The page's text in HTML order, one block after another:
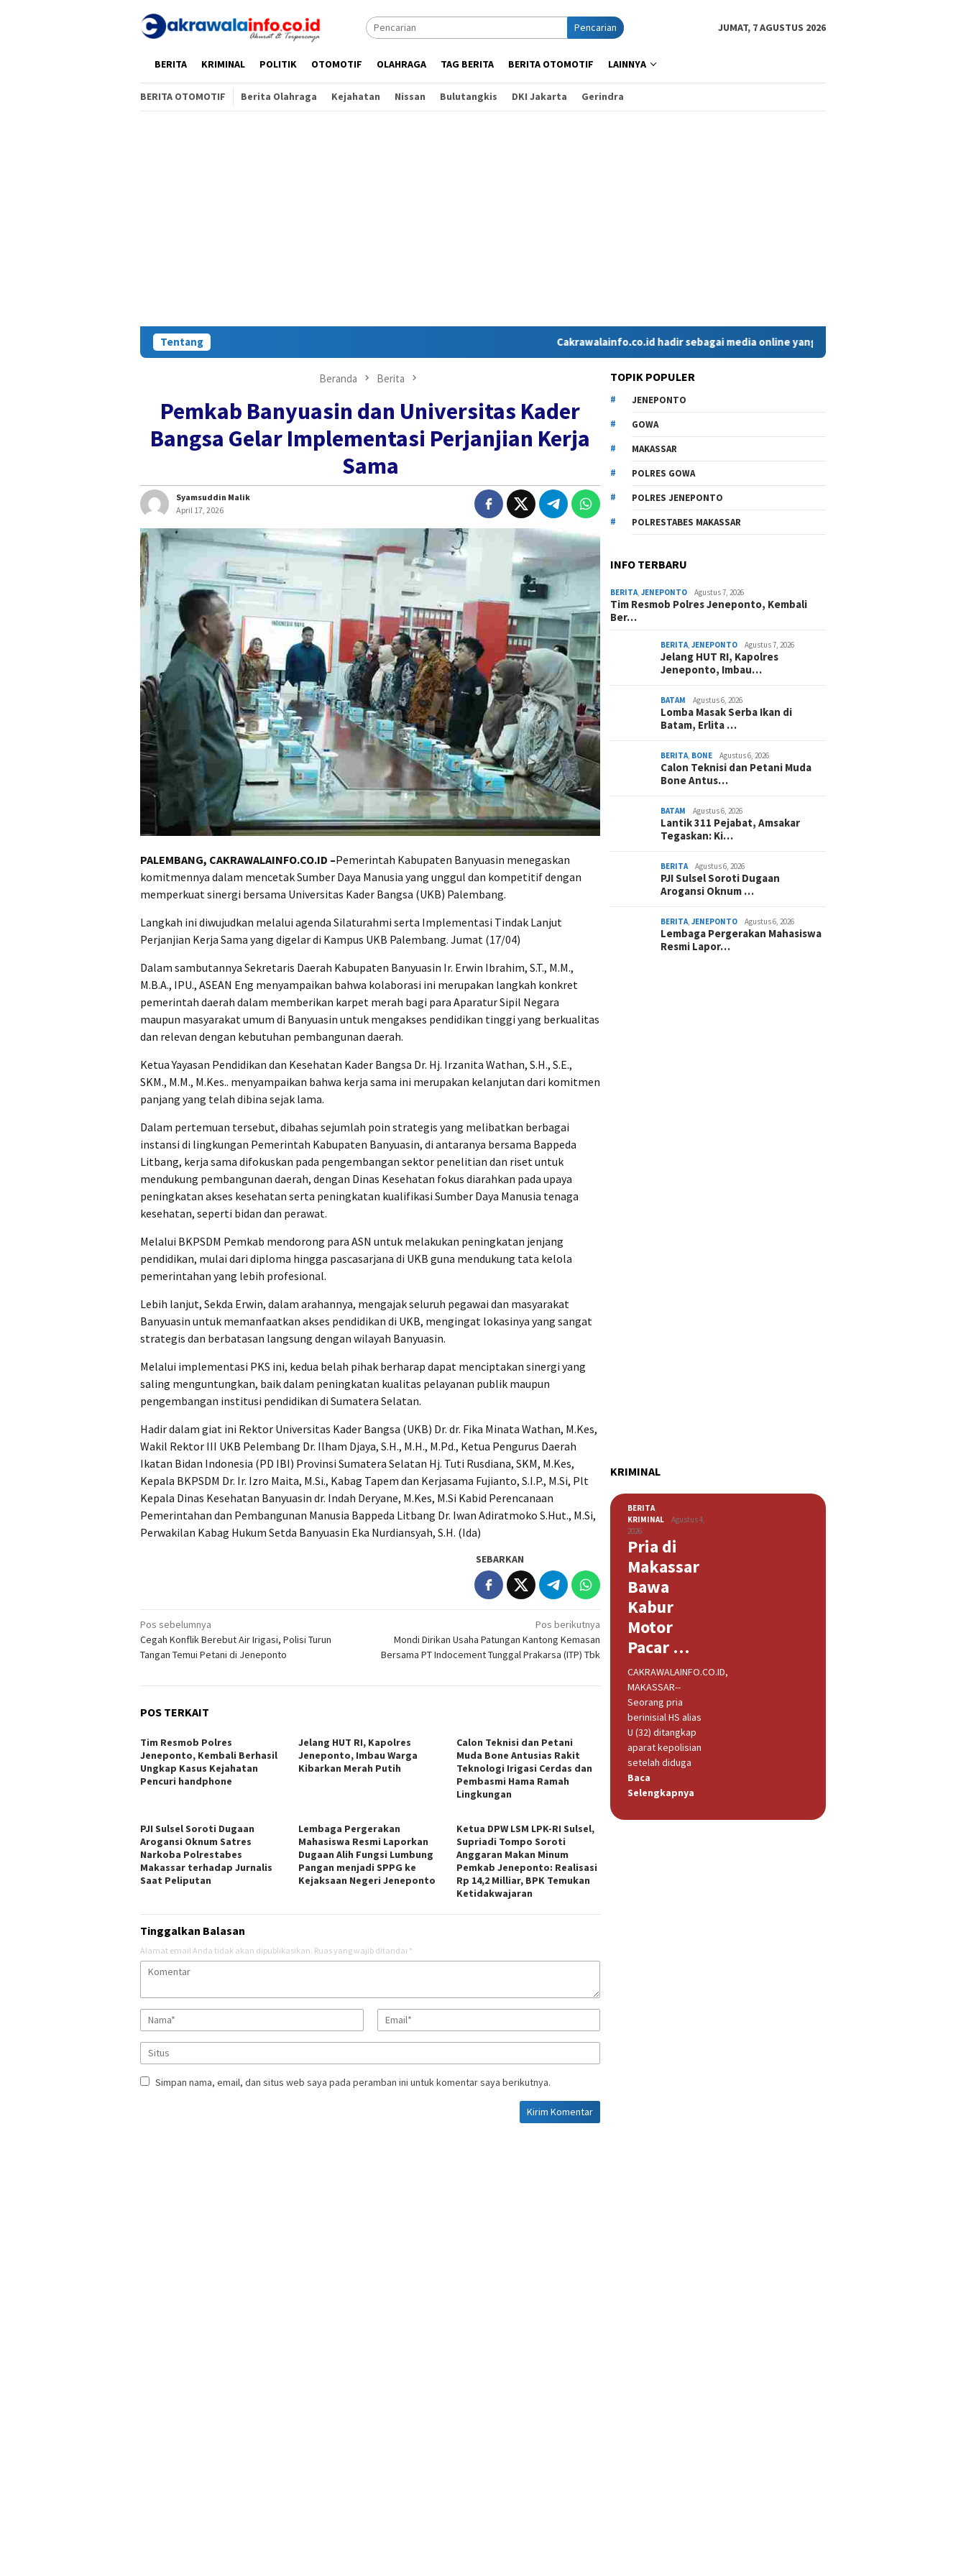
Pencarian JUMAT, 7 AGUSTUS 2026
HOMEBERITA KRIMINAL POLITIK OTOMOTIF OLAHRAGA TAG BERITA BERITA OTOMOTIF LAINNYA
BERITA OTOMOTIF Berita Olahraga Kejahatan Nissan Bulutangkis DKI Jakarta Gerindra
Tentang Cakrawalainfo.co.id hadir sebagai media online yang menyajikan berita cepat, faktual,
Beranda Berita
Pemkab Banyuasin dan Universitas Kader
Bangsa Gelar Implementasi Perjanjian Kerja
Sama
Syamsuddin Malik
April 17, 2026
PALEMBANG, CAKRAWALAINFO.CO.ID –Pemerintah Kabupaten Banyuasin menegaskan
komitmennya dalam mencetak Sumber Daya Manusia yang unggul dan kompetitif dengan
memperkuat sinergi bersama Universitas Kader Bangsa (UKB) Palembang.
Langkah ini diwujudkan melalui agenda Silaturahmi serta Implementasi Tindak Lanjut
Perjanjian Kerja Sama yang digelar di Kampus UKB Palembang. Jumat (17/04)
Dalam sambutannya Sekretaris Daerah Kabupaten Banyuasin Ir. Erwin Ibrahim, S.T., M.M.,
M.B.A., IPU., ASEAN Eng menyampaikan bahwa kolaborasi ini merupakan langkah konkret
pemerintah daerah dalam memberikan karpet merah bagi para Aparatur Sipil Negara
maupun masyarakat umum di Banyuasin untuk mengakses pendidikan tinggi yang berkualitas
dan relevan dengan kebutuhan pembangunan daerah.
Ketua Yayasan Pendidikan dan Kesehatan Kader Bangsa Dr. Hj. Irzanita Wathan, S.H., S.E.,
SKM., M.M., M.Kes.. menyampaikan bahwa kerja sama ini merupakan kelanjutan dari komitmen
panjang yang telah dibina sejak lama.
Dalam pertemuan tersebut, dibahas sejumlah poin strategis yang melibatkan berbagai
instansi di lingkungan Pemerintah Kabupaten Banyuasin, di antaranya bersama Bappeda
Litbang, kerja sama difokuskan pada pengembangan sektor penelitian dan riset untuk
mendukung pembangunan daerah, dengan Dinas Kesehatan fokus diarahkan pada upaya
peningkatan akses kesehatan serta peningkatan kualifikasi Sumber Daya Manusia tenaga
kesehatan, seperti bidan dan perawat.
Melalui BKPSDM Pemkab mendorong para ASN untuk melakukan peningkatan jenjang
pendidikan, mulai dari diploma hingga pascasarjana di UKB guna mendukung tata kelola
pemerintahan yang lebih profesional.
Lebih lanjut, Sekda Erwin, dalam arahannya, mengajak seluruh pegawai dan masyarakat
Banyuasin untuk memanfaatkan akses pendidikan di UKB, mengingat lokasinya yang sangat
strategis dan berbatasan langsung dengan wilayah Banyuasin.
Melalui implementasi PKS ini, kedua belah pihak berharap dapat menciptakan sinergi yang
saling menguntungkan, baik dalam peningkatan kualitas pelayanan publik maupun
pengembangan institusi pendidikan di Sumatera Selatan.
Hadir dalam giat ini Rektor Universitas Kader Bangsa (UKB) Dr. dr. Fika Minata Wathan, M.Kes,
Wakil Rektor III UKB Pelembang Dr. Ilham Djaya, S.H., M.H., M.Pd., Ketua Pengurus Daerah
Ikatan Bidan Indonesia (PD IBI) Provinsi Sumatera Selatan Hj. Tuti Rusdiana, SKM, M.Kes,
Kepala BKPSDM Dr. Ir. Izro Maita, M.Si., Kabag Tapem dan Kerjasama Fujianto, S.I.P., M.Si, Plt
Kepala Dinas Kesehatan Banyuasin dr. Indah Deryane, M.Kes, M.Si Kabid Perencanaan
Pemerintahan dan Pembangunan Manusia Bappeda Litbang Dr. Iwan Adiratmoko S.Hut., M.Si,
Perwakilan Kabag Hukum Setda Banyuasin Eka Nurdiansyah, S.H. (Ida)
SEBARKAN
Navigasi
pos
Pos sebelumnya
Cegah Konflik Berebut Air Irigasi, Polisi Turun
Tangan Temui Petani di Jeneponto
Pos berikutnya
Mondi Dirikan Usaha Patungan Kantong Kemasan
Bersama PT Indocement Tunggal Prakarsa (ITP) Tbk
POS TERKAIT
Tim Resmob Polres
Jeneponto, Kembali Berhasil
Ungkap Kasus Kejahatan
Pencuri handphone
Jelang HUT RI, Kapolres
Jeneponto, Imbau Warga
Kibarkan Merah Putih
Calon Teknisi dan Petani
Muda Bone Antusias Rakit
Teknologi Irigasi Cerdas dan
Pembasmi Hama Ramah
Lingkungan
PJI Sulsel Soroti Dugaan
Arogansi Oknum Satres
Narkoba Polrestabes
Makassar terhadap Jurnalis
Saat Peliputan
Lembaga Pergerakan
Mahasiswa Resmi Laporkan
Dugaan Alih Fungsi Lumbung
Pangan menjadi SPPG ke
Kejaksaan Negeri Jeneponto
Ketua DPW LSM LPK-RI Sulsel,
Supriadi Tompo Soroti
Anggaran Makan Minum
Pemkab Jeneponto: Realisasi
Rp 14,2 Milliar, BPK Temukan
Ketidakwajaran
Tinggalkan Balasan
Alamat email Anda tidak akan dipublikasikan. Ruas yang wajib ditandai *
Simpan nama, email, dan situs web saya pada peramban ini untuk komentar saya berikutnya.
TOPIK POPULER
JENEPONTO
GOWA
MAKASSAR
POLRES GOWA
POLRES JENEPONTO
POLRESTABES MAKASSAR
INFO TERBARU
BERITA,JENEPONTO Agustus 7, 2026
Tim Resmob Polres Jeneponto, Kembali
Ber…
BERITA,JENEPONTO Agustus 7, 2026
Jelang HUT RI, Kapolres
Jeneponto, Imbau…
BATAM Agustus 6, 2026
Lomba Masak Serba Ikan di
Batam, Erlita …
BERITA, BONE Agustus 6, 2026
Calon Teknisi dan Petani Muda
Bone Antus…
BATAM Agustus 6, 2026
Lantik 311 Pejabat, Amsakar
Tegaskan: Ki…
BERITA Agustus 6, 2026
PJI Sulsel Soroti Dugaan
Arogansi Oknum …
BERITA,JENEPONTO Agustus 6, 2026
Lembaga Pergerakan Mahasiswa
Resmi Lapor…
KRIMINAL
BERITA,
KRIMINAL
Agustus 4,
2026
Pria di
Makassar
Bawa
Kabur
Motor
Pacar …
CAKRAWALAINFO.CO.ID,
MAKASSAR--
Seorang pria
berinisial HS alias
U (32) ditangkap
aparat kepolisian
setelah diduga
Baca
Selengkapnya